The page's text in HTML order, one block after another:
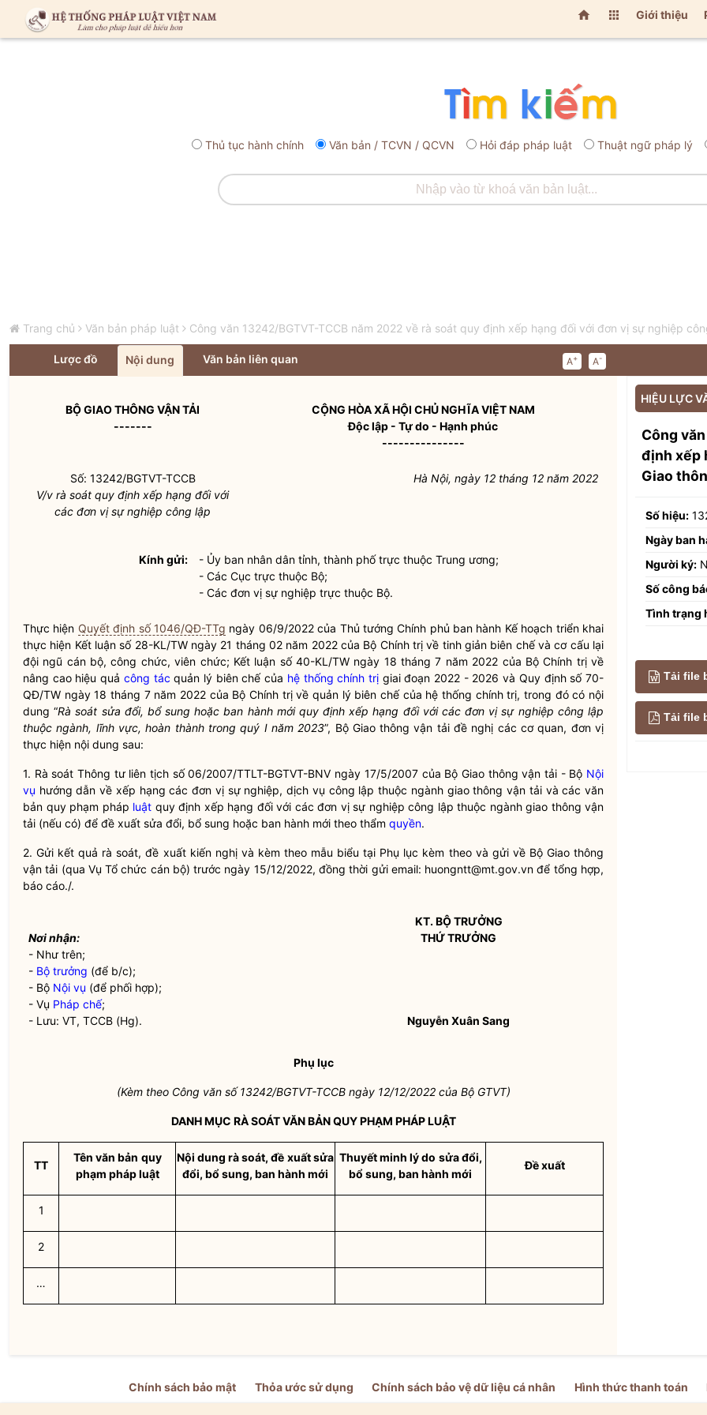
  Giới thiệu
Thủ tục hành chính Văn bản / TCVN / QCVN Hỏi đáp pháp luật Thuật ngữ pháp lý
Trang chủ Văn bản pháp luật Công văn 13242/BGTVT-TCCB năm 2022 về rà soát quy định xếp hạng đối với đơn vị sự nghiệp
Lược đồ Nội dung Văn bản liên quan A+ A-
BỘ GIAO THÔNG VẬN TẢI
-------
CỘNG HÒA XÃ HỘI CHỦ NGHĨA VIỆT NAM
Độc lập - Tự do - Hạnh phúc
---------------
Số: 13242/BGTVT-TCCB
V/v rà soát quy định xếp hạng đối với
các đơn vị sự nghiệp công lập
Hà Nội, ngày 12 tháng 12 năm 2022
Kính gửi:
- Ủy ban nhân dân tỉnh, thành phố trực thuộc Trung ương;
- Các Cục trực thuộc Bộ;
- Các đơn vị sự nghiệp trực thuộc Bộ.
Thực hiện Quyết định số 1046/QĐ-TTg ngày 06/9/2022 của Thủ tướng Chính phủ ban hành Kế hoạch triển khai
thực hiện Kết luận số 28-KL/TW ngày 21 tháng 02 năm 2022 của Bộ Chính trị về tinh giản biên chế và cơ cấu lại
đội ngũ cán bộ, công chức, viên chức; Kết luận số 40-KL/TW ngày 18 tháng 7 năm 2022 của Bộ Chính trị về
nâng cao hiệu quả công tác quản lý biên chế của hệ thống chính trịgiai đoạn 2022 - 2026 và Quy định số 70-
QĐ/TW ngày 18 tháng 7 năm 2022 của Bộ Chính trị về quản lý biên chế của hệ thống chính trị, trong đó có nội
dung “Rà soát sửa đổi, bổ sung hoặc ban hành mới quy định xếp hạng đối với các đơn vị sự nghiệp công lập
thuộc ngành, lĩnh vực, hoàn thành trong quý I năm 2023”, Bộ Giao thông vận tải đề nghị các cơ quan, đơn vị
thực hiện nội dung sau:
1. Rà soát Thông tư liên tịch số 06/2007/TTLT-BGTVT-BNV ngày 17/5/2007 của Bộ Giao thông vận tải - Bộ Nội
vụ hướng dẫn về xếp hạng các đơn vị sự nghiệp, dịch vụ công lập thuộc ngành giao thông vận tải và các văn
bản quy phạm pháp luật quy định xếp hạng đối với các đơn vị sự nghiệp công lập thuộc ngành giao thông vận
tải (nếu có) để đề xuất sửa đổi, bổ sung hoặc ban hành mới theo thẩm quyền.
2. Gửi kết quả rà soát, đề xuất kiến nghị và kèm theo mẫu biểu tại Phụ lục kèm theo và gửi về Bộ Giao thông
vận tải (qua Vụ Tổ chức cán bộ) trước ngày 15/12/2022, đồng thời gửi email: huongntt@mt.gov.vn để tổng hợp,
báo cáo./.
Nơi nhận:
- Như trên;
- Bộ trưởng (để b/c);
- Bộ Nội vụ (để phối hợp);
- Vụ Pháp chế;
- Lưu: VT, TCCB (Hg).
KT.BỘ TRƯỞNG
THỨ TRƯỞNG
Nguyễn Xuân Sang
Phụ lục
(Kèm theo Công văn số 13242/BGTVT-TCCB ngày 12/12/2022 của Bộ GTVT)
DANH MỤC RÀ SOÁT VĂN BẢN QUY PHẠM PHÁPLUẬT
TT
Tên văn bản quy
phạm phápluật
Nội dung rà soát, đề xuất sửa
đổi, bổ sung, ban hành mới
Thuyết minh lý do sửa đổi,
bổ sung, ban hành mới
Đề xuất
1
2
…
HIỆU LỰC
Công
định xếp
Giao
Số hiệu:
Ngày ban
Người ký:
Số công
Tình trạng
Tải file
Tải file
Chính sách bảo mật Thỏa ước sử dụng Chính sách bảo vệ dữ liệu cá nhân Hình thức thanh toán